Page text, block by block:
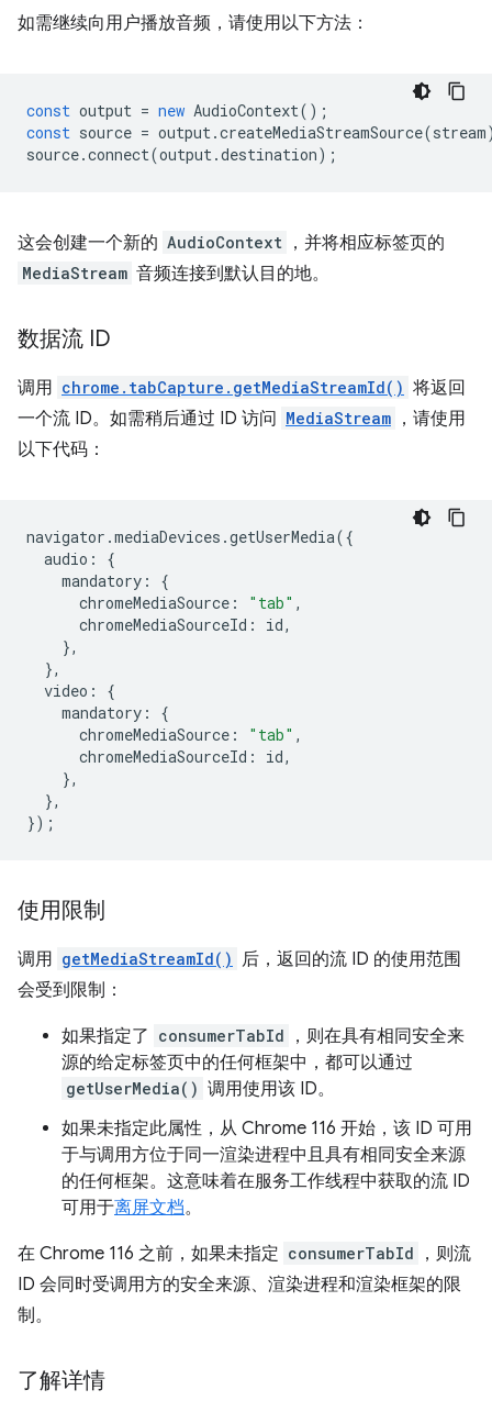
如需继续向用户播放音频，请使用以下方法：
const output = new AudioContext();
const source = output.createMediaStreamSource(stream
source.connect(output.destination);
这会创建一个新的 AudioContext ，并将相应标签页的
MediaStream 音频连接到默认目的地。
数据流 ID
调用 chrome.tabCapture.getMediaStreamId() 将返回
一个流 ID。如需稍后通过 ID 访问 MediaStream ，请使用
以下代码：
navigator .mediaDevices .getUserMedia({
audio :
{
mandatory :
{
chromeMediaSource : "tab" ,
chromeMediaSourceId : id,
},
},
video :
{
mandatory :
{
chromeMediaSource : "tab" ,
chromeMediaSourceId : id,
},
},
});
使用限制
调用 getMediaStreamId() 后，返回的流 ID 的使用范围
会受到限制：
如果指定了 consumerTabId
，则在具有相同安全来
源的给定标签页中的任何框架中，都可以通过
getUserMedia() 调用使用该 ID。
如果未指定此属性，从 Chrome 116 开始，该 ID 可用
于与调用方位于同一渲染进程中且具有相同安全来源
的任何框架。这意味着在服务工作线程中获取的流 ID
可用于离屏文档。
在 Chrome 116 之前，如果未指定 consumerTabId
，则流
ID 会同时受调用方的安全来源、渲染进程和渲染框架的限
制。
了解详情